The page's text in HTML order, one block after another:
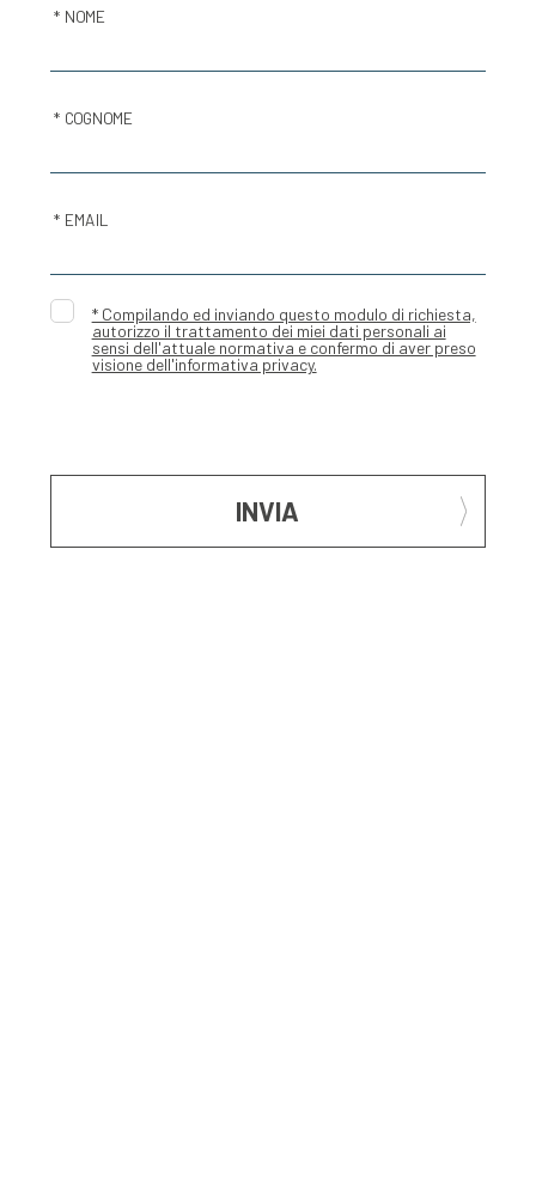
* NOME
* COGNOME
* EMAIL
* Compilando ed inviando questo modulo di richiesta,
autorizzo il trattamento dei miei dati personali ai
sensi dell'attuale normativa e confermo di aver preso
visione dell'informativa privacy.
INVIA